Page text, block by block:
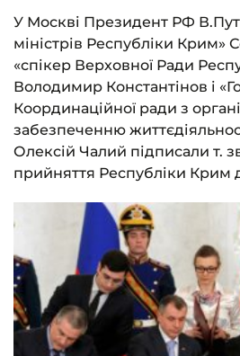
У Москві Президент РФ
міністрів Республіки Крим»
«спікер Верховної Ради
Володимир Константінов і
Координаційної ради з
забезпеченню
Олексій Чалий підписали т.
прийняття Республіки Крим